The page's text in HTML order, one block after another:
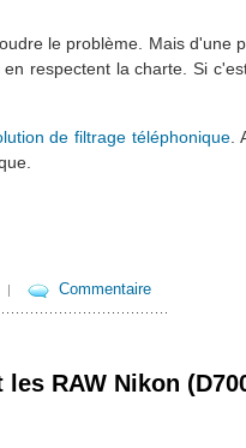
le problème. Mais d'une
respectent la charte. Si
de filtrage téléphonique
| Commentaire
RAW Nikon